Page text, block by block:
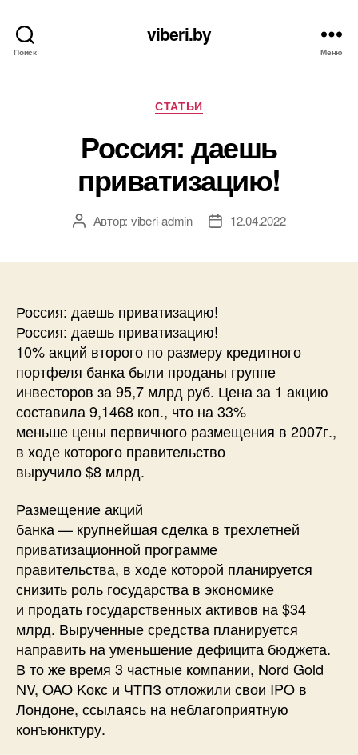
Поиск
viberi.by
Меню
Рубрики
СТАТЬИ
Россия: даешь
приватизацию!
АвторАвтор: viberi-admin
Дата12.04.2022
Россия: даешь приватизацию!
Россия: даешь приватизацию!
10% акций второго по размеру кредитного
портфеля банка были проданы группе
инвесторов за 95,7 млрд руб. Цена за 1 акцию
составила 9,1468 коп., что на 33%
меньше цены первичного размещения в 2007г.,
в ходе которого правительство
выручило $8 млрд.
Размещение акций
банка — крупнейшая сделка в трехлетней
приватизационной программе
правительства, в ходе которой планируется
снизить роль государства в экономике
и продать государственных активов на $34
млрд. Вырученные средства планируется
направить на уменьшение дефицита бюджета.
В то же время 3 частные компании, Nord Gold
NV, OAO Kокс и ЧТПЗ отложили свои IPO в
Лондоне, ссылаясь на неблагоприятную
конъюнктуру.